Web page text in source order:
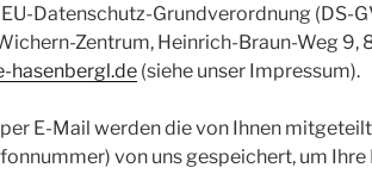
Datenschutz-Grundverordnung (DS-
Zentrum, Heinrich-Braun-Weg
hasenbergl.de (siehe unser Impressum).
E-Mail werden die von Ihnen
von uns gespeichert, um Ihre